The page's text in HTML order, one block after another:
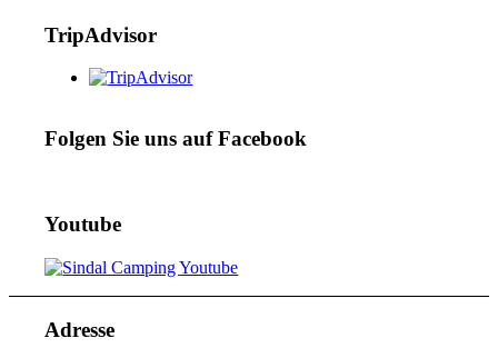
TripAdvisor
Folgen Sie uns auf Facebook
Youtube
Adresse